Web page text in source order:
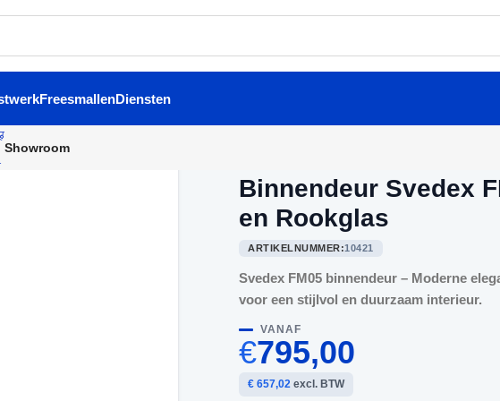
FreesmallenDiensten
Showroom
Binnendeur Svedex
en Rookglas
ARTIKELNUMMER:10421
Svedex FM05 binnendeur – Moderne
voor een stijlvol en duurzaam interieur.
VANAF
€795,00
€ 657,02 excl. BTW